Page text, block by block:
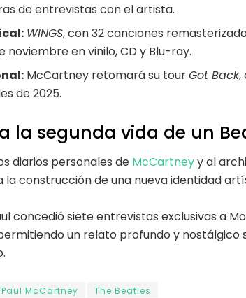
de entrevistas con el artista.
WINGS, con 32 canciones
noviembre en vinilo, CD y Blu-ray.
McCartney retomará su tourGot Back,
de 2025.
la segunda vida de un
diarios personales de McCartneyy al
construcción de una nueva identidad
concedió siete entrevistas exclusivas a
un relato profundo y nostálgico
Paul McCartney The Beatles